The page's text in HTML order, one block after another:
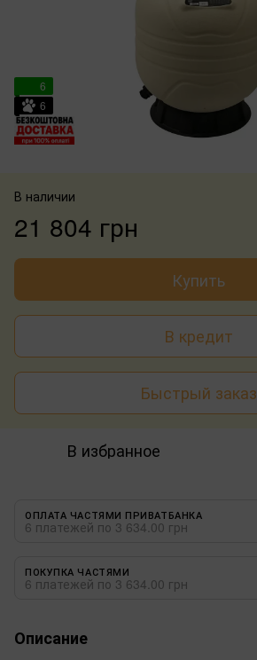
6
6
В наличии
21 804 грн
Купить
В кредит
Быстрый заказ
В избранное
ОПЛАТА ЧАСТЯМИ ПРИВАТБАНКА
6 платежей по 3 634.00 грн
ПОКУПКА ЧАСТЯМИ
6 платежей по 3 634.00 грн
Описание